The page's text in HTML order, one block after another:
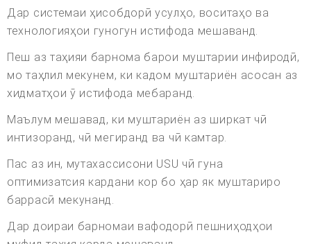
Дар системаи ҳисобдорӣ усулҳо, воситаҳо ва
технологияҳои гуногун истифода мешаванд.
Пеш аз таҳияи барнома барои муштарии инфиродӣ,
мо таҳлил мекунем, ки кадом муштариён асосан аз
хидматҳои ӯ истифода мебаранд.
Маълум мешавад, ки муштариён аз ширкат чӣ
интизоранд, чӣ мегиранд ва чӣ камтар.
Пас аз ин, мутахассисони USU чӣ гуна
оптимизатсия кардани кор бо ҳар як муштариро
баррасӣ мекунанд.
Дар доираи барномаи вафодорӣ пешниҳодҳои